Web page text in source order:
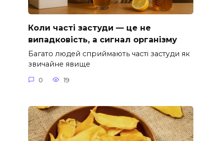
Коли часті застуди — це не
випадковість, а сигнал організму
Багато людей сприймають часті застуди як
звичайне явище
0 19